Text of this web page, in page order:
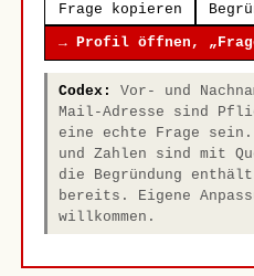
Frage kopieren
→ Profil öffnen,
Codex:
Vor- und
Mail-Adresse sind
eine echte Frage
und Zahlen sind mit
die Begründung
bereits. Eigene
willkommen.